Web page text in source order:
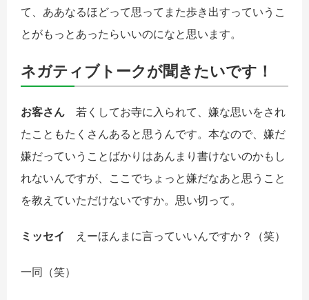
て、ああなるほどって思ってまた歩き出すっていうこ
とがもっとあったらいいのになと思います。
ネガティブトークが聞きたいです！
お客さん 若くしてお寺に入られて、嫌な思いをされ
たこともたくさんあると思うんです。本なので、嫌だ
嫌だっていうことばかりはあんまり書けないのかもし
れないんですが、ここでちょっと嫌だなあと思うこと
を教えていただけないですか。思い切って。
ミッセイ えーほんまに言っていいんですか？（笑）
一同 （笑）